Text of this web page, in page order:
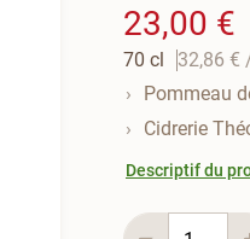
23,00 €
70 cl 32,86 €
Pommeau
Cidrerie
Descriptif du